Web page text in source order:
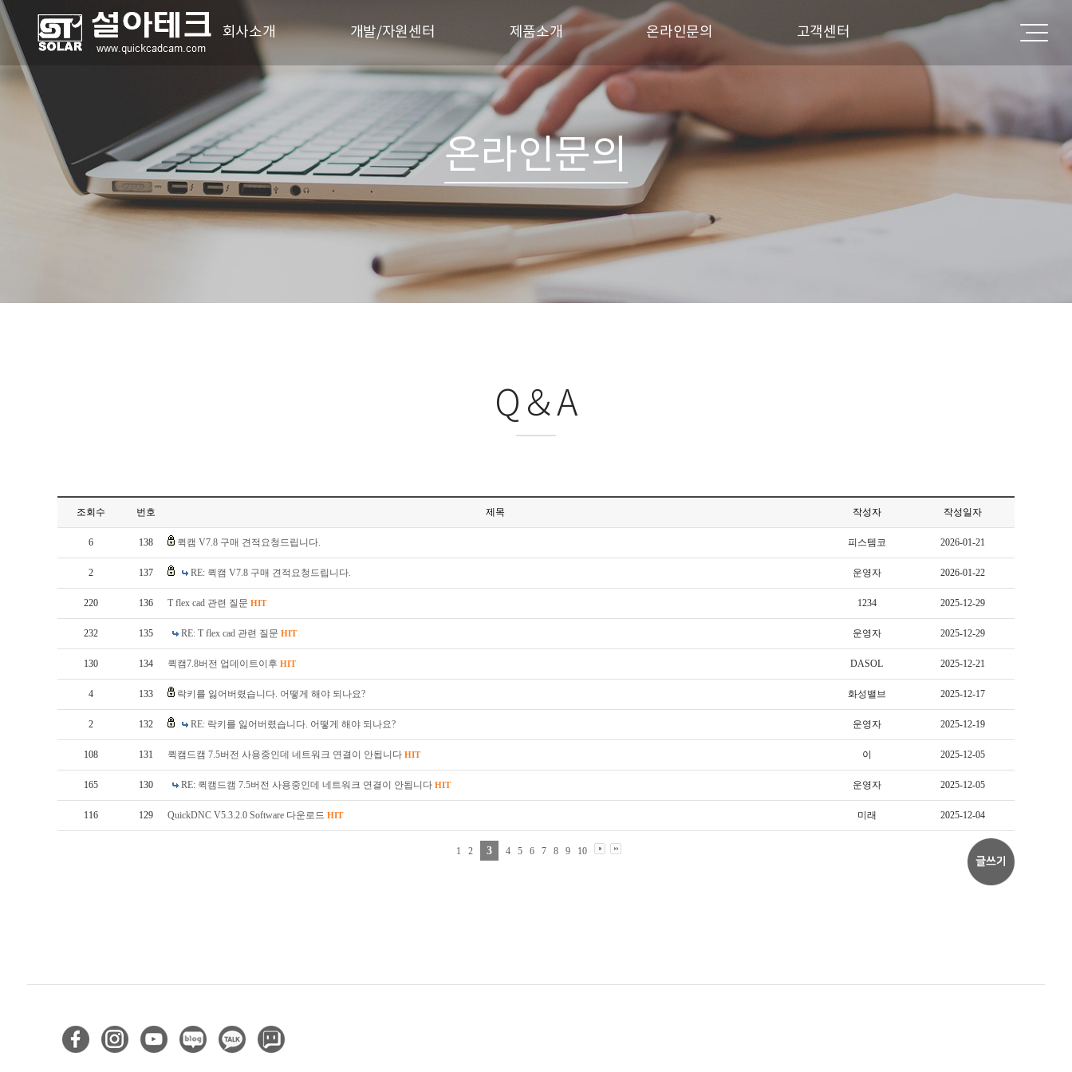
회사소개
인사말
연혁
찾아오시는 길
개발/자원센터
개발분야
T-FLEX CAD 데모 동영상
T-FLEX CAM 데모 동영상
T-FLEX Analysis 데모 동영상
T-FLEX DOCs 데모 동영상
T-FLEX 배우기
제품소개
T-FLEX CAD
T-FLEX CAM
T-FLEX Analysis
T-FLEX Dynamics
T-FLEX Nesting
T-FLEX VR
T-FLEX DOSc
T-FLEX Electrical
T-FLEX Gears
온라인문의
Q & A
고객센터
자유게시판
갤러리
고객원격지원
온라인문의
Q＆A
조회수 번호 제목 작성자 작성일자
6 138 퀵캠 V7.8 구매 견적요청드립니다. 피스템코 2026-01-21
2 137 RE: 퀵캠 V7.8 구매 견적요청드립니다. 운영자 2026-01-22
220 136 T flex cad 관련 질문 HIT 1234 2025-12-29
232 135 RE: T flex cad 관련 질문 HIT 운영자 2025-12-29
130 134 퀵캠7.8버전 업데이트이후 HIT DASOL 2025-12-21
4 133 락키를 잃어버렸습니다. 어떻게 해야 되나요? 화성밸브 2025-12-17
2 132 RE: 락키를 잃어버렸습니다. 어떻게 해야 되나요? 운영자 2025-12-19
108 131 퀵캠드캠 7.5버전 사용중인데 네트워크 연결이 안됩니다 HIT 이 2025-12-05
165 130 RE: 퀵캠드캠 7.5버전 사용중인데 네트워크 연결이 안됩니다 HIT 운영자 2025-12-05
116 129 QuickDNC V5.3.2.0 Software 다운로드 HIT 미래 2025-12-04
1 2 3 4 5 6 7 8 9 10